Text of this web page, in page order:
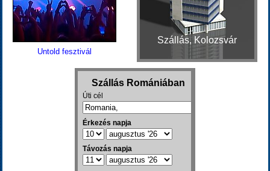
Untold fesztivál
Szállás, Kolozsvár